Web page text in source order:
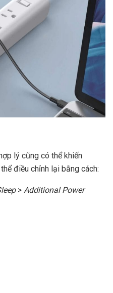
lý cũng có thể khiến
điều chỉnh lại bằng cách:
> Additional Power